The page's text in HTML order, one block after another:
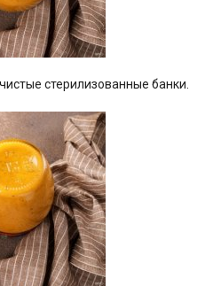
стерилизованные банки.